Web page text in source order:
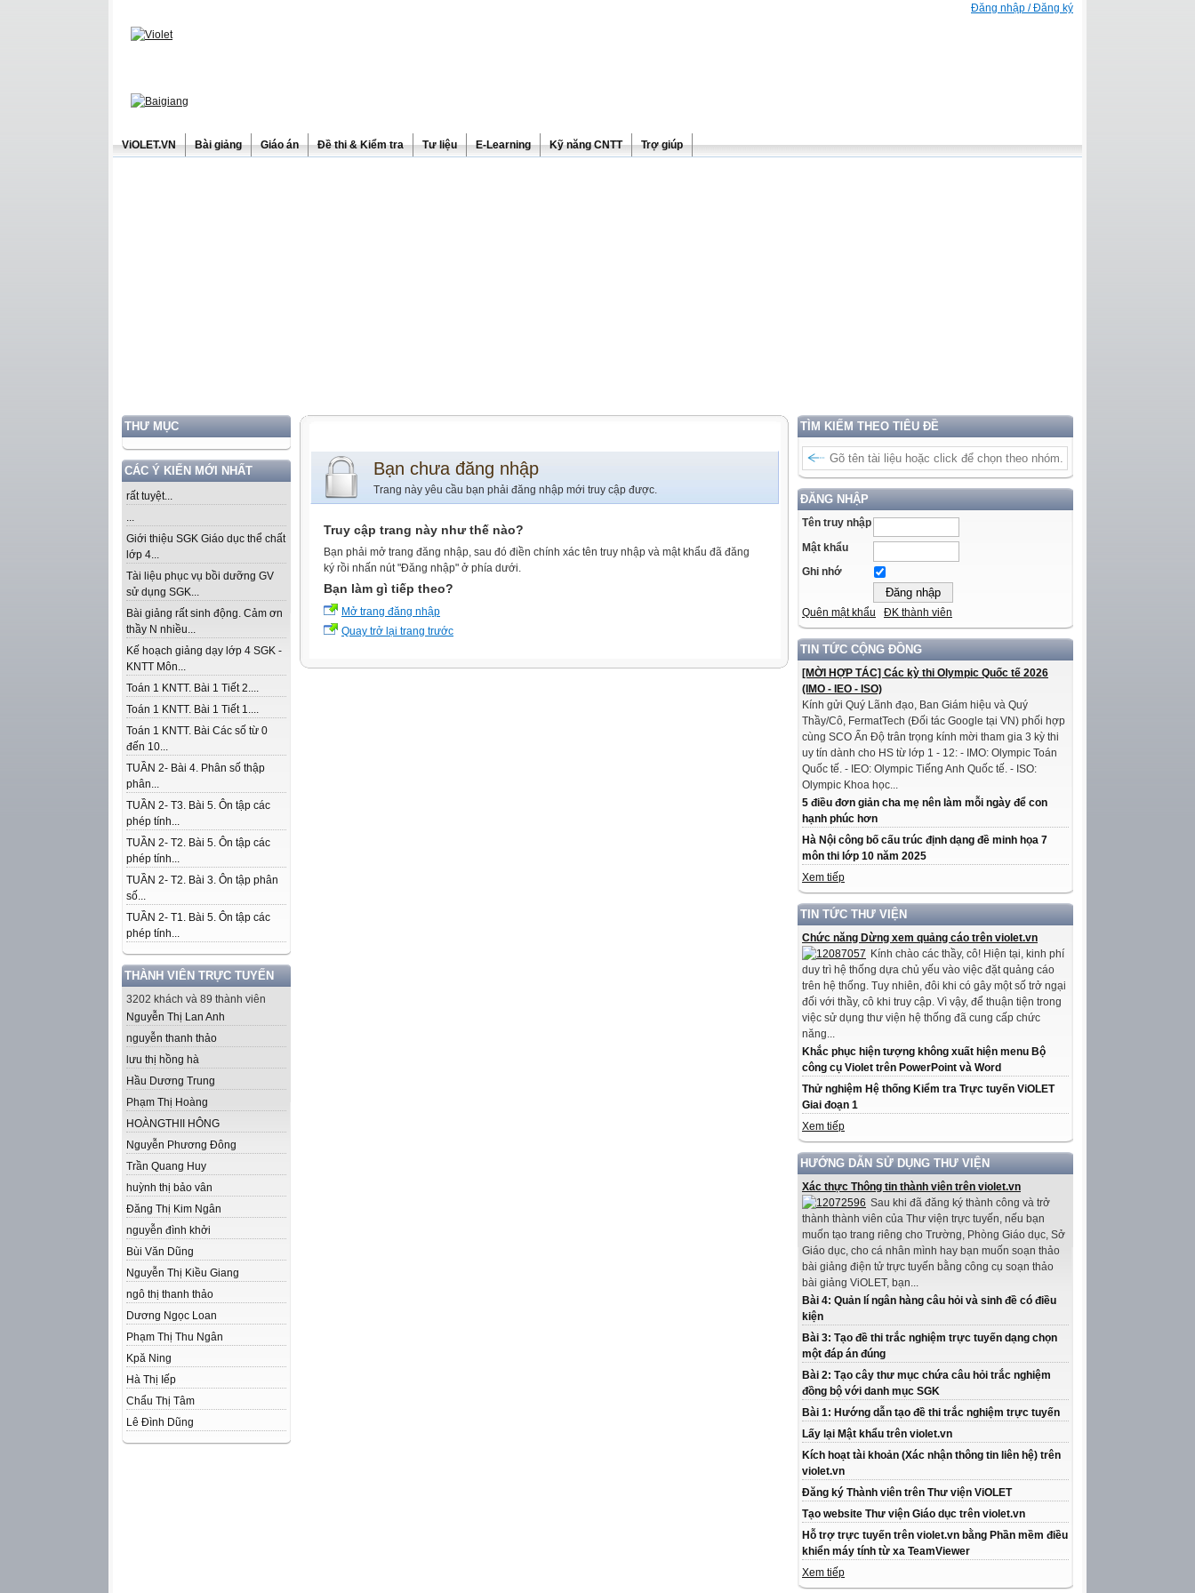
Đăng nhập / Đăng ký
ViOLET.VN Bài giảng Giáo án Đề thi & Kiểm tra Tư liệu E-Learning Kỹ năng CNTT Trợ giúp
THƯ MỤC
CÁC Ý KIẾN MỚI NHẤT
rất tuyệt...
...
Giới thiệu SGK Giáo dục thể chất
lớp 4...
Tài liệu phục vụ bồi dưỡng GV
sử dụng SGK...
Bài giảng rất sinh động. Cảm ơn
thầy N nhiều...
Kế hoạch giảng dạy lớp 4 SGK -
KNTT Môn...
Toán 1 KNTT. Bài 1 Tiết 2....
Toán 1 KNTT. Bài 1 Tiết 1....
Toán 1 KNTT. Bài Các số từ 0
đến 10...
TUẦN 2- Bài 4. Phân số thập
phân...
TUẦN 2- T3. Bài 5. Ôn tập các
phép tính...
TUẦN 2- T2. Bài 5. Ôn tập các
phép tính...
TUẦN 2- T2. Bài 3. Ôn tập phân
số...
TUẦN 2- T1. Bài 5. Ôn tập các
phép tính...
THÀNH VIÊN TRỰC TUYẾN
3202 khách và 89 thành viên
Nguyễn Thị Lan Anh
nguyễn thanh thảo
lưu thị hồng hà
Hầu Dương Trung
Phạm Thị Hoàng
HOÀNGTHII HÔNG
Nguyễn Phương Đông
Trần Quang Huy
huỳnh thị bảo vân
Đăng Thị Kim Ngân
nguyễn đình khởi
Bùi Văn Dũng
Nguyễn Thị Kiều Giang
ngô thị thanh thảo
Dương Ngọc Loan
Phạm Thị Thu Ngân
Kpă Ning
Hà Thị Iếp
Chẩu Thị Tâm
Lê Đình Dũng
TÌM KIẾM THEO TIÊU ĐỀ
ĐĂNG NHẬP
Tên truy nhập
Mật khẩu
Ghi nhớ
Quên mật khẩu ĐK thành viên
TIN TỨC CỘNG ĐỒNG
[MỜI HỢP TÁC] Các kỳ thi Olympic Quốc tế 2026
(IMO - IEO - ISO)
Kính gửi Quý Lãnh đạo, Ban Giám hiệu và Quý
Thầy/Cô, FermatTech (Đối tác Google tại VN) phối hợp
cùng SCO Ấn Độ trân trọng kính mời tham gia 3 kỳ thi
uy tín dành cho HS từ lớp 1 - 12: - IMO: Olympic Toán
Quốc tế. - IEO: Olympic Tiếng Anh Quốc tế. - ISO:
Olympic Khoa học...
5 điều đơn giản cha mẹ nên làm mỗi ngày để con
hạnh phúc hơn
Hà Nội công bố cấu trúc định dạng đề minh họa 7
môn thi lớp 10 năm 2025
Xem tiếp
TIN TỨC THƯ VIỆN
Chức năng Dừng xem quảng cáo trên violet.vn
Kính chào các thầy, cô! Hiện tại, kinh phí
duy trì hệ thống dựa chủ yếu vào việc đặt quảng cáo
trên hệ thống. Tuy nhiên, đôi khi có gây một số trở ngại
đối với thầy, cô khi truy cập. Vì vậy, để thuận tiện trong
việc sử dụng thư viện hệ thống đã cung cấp chức
năng...
Khắc phục hiện tượng không xuất hiện menu Bộ
công cụ Violet trên PowerPoint và Word
Thử nghiệm Hệ thống Kiểm tra Trực tuyến ViOLET
Giai đoạn 1
Xem tiếp
HƯỚNG DẪN SỬ DỤNG THƯ VIỆN
Xác thực Thông tin thành viên trên violet.vn
Sau khi đã đăng ký thành công và trở
thành thành viên của Thư viện trực tuyến, nếu bạn
muốn tạo trang riêng cho Trường, Phòng Giáo dục, Sở
Giáo dục, cho cá nhân mình hay bạn muốn soạn thảo
bài giảng điện tử trực tuyến bằng công cụ soạn thảo
bài giảng ViOLET, bạn...
Bài 4: Quản lí ngân hàng câu hỏi và sinh đề có điều
kiện
Bài 3: Tạo đề thi trắc nghiệm trực tuyến dạng chọn
một đáp án đúng
Bài 2: Tạo cây thư mục chứa câu hỏi trắc nghiệm
đồng bộ với danh mục SGK
Bài 1: Hướng dẫn tạo đề thi trắc nghiệm trực tuyến
Lấy lại Mật khẩu trên violet.vn
Kích hoạt tài khoản (Xác nhận thông tin liên hệ) trên
violet.vn
Đăng ký Thành viên trên Thư viện ViOLET
Tạo website Thư viện Giáo dục trên violet.vn
Hỗ trợ trực tuyến trên violet.vn bằng Phần mềm điều
khiển máy tính từ xa TeamViewer
Xem tiếp
Bạn chưa đăng nhập
Trang này yêu cầu bạn phải đăng nhập mới truy cập được.
Truy cập trang này như thế nào?
Bạn phải mở trang đăng nhập, sau đó điền chính xác tên truy nhập và mật khẩu đã đăng
ký rồi nhấn nút "Đăng nhập" ở phía dưới.
Bạn làm gì tiếp theo?
Mở trang đăng nhập
Quay trở lại trang trước